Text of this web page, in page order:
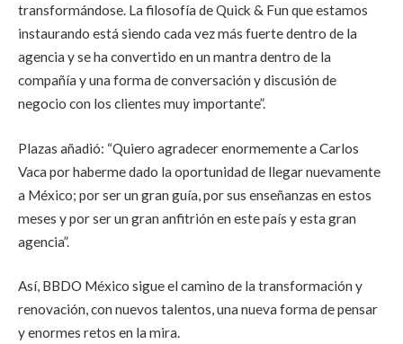
transformándose. La filosofía de Quick & Fun que estamos
instaurando está siendo cada vez más fuerte dentro de la
agencia y se ha convertido en un mantra dentro de la
compañía y una forma de conversación y discusión de
negocio con los clientes muy importante”.
Plazas añadió: “Quiero agradecer enormemente a Carlos
Vaca por haberme dado la oportunidad de llegar nuevamente
a México; por ser un gran guía, por sus enseñanzas en estos
meses y por ser un gran anfitrión en este país y esta gran
agencia”.
Así, BBDO México sigue el camino de la transformación y
renovación, con nuevos talentos, una nueva forma de pensar
y enormes retos en la mira.